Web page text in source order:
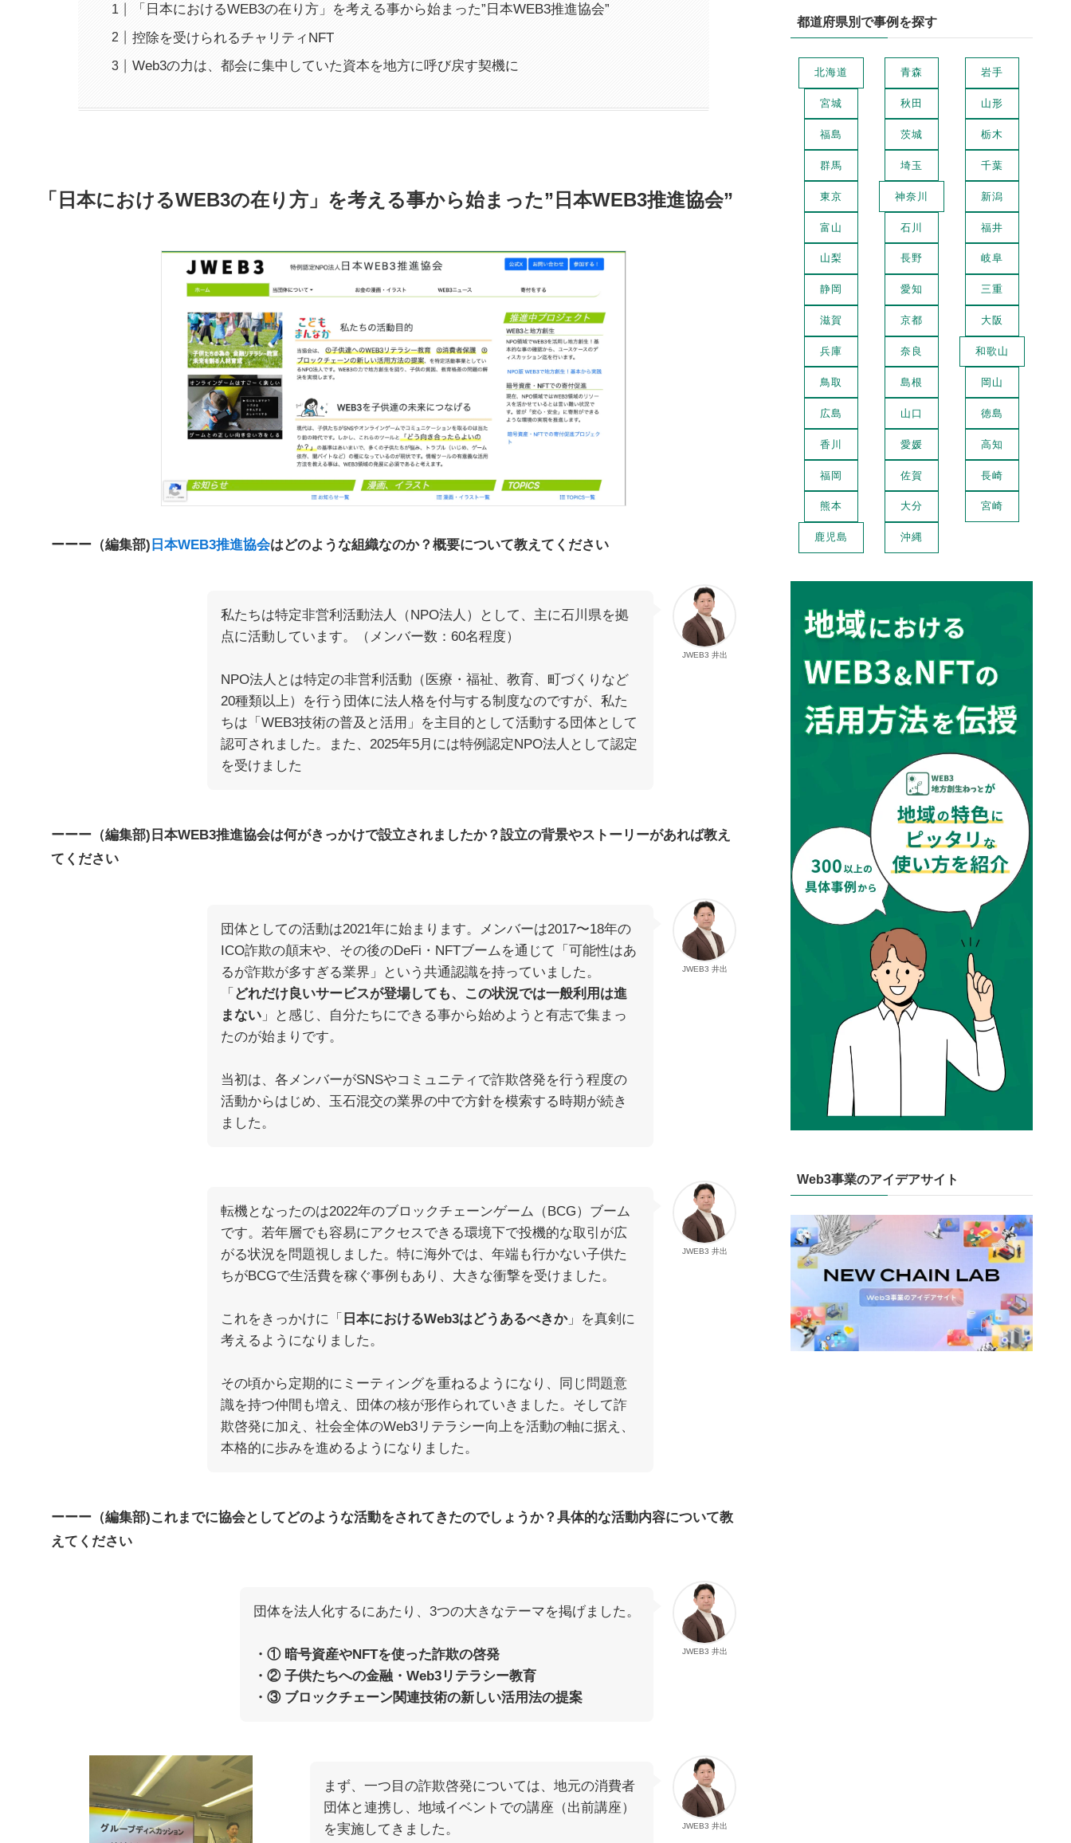
「日本におけるWEB3の在り方」を考える事から始まった”日本WEB3推進協会”
控除を受けられるチャリティNFT
Web3の力は、都会に集中していた資本を地方に呼び戻す契機に
「日本におけるWEB3の在り方」を考える事から始まった”日本WEB3推進協会”
ーーー（編集部) 日本WEB3推進協会はどのような組織なのか？概要について教えてください
JWEB3 井出
私たちは特定非営利活動法人（NPO法人）として、主に石川県を拠
点に活動しています。（メンバー数：60名程度）
NPO法人とは特定の非営利活動（医療・福祉、教育、町づくりなど
20種類以上）を行う団体に法人格を付与する制度なのですが、私た
ちは「WEB3技術の普及と活用」を主目的として活動する団体として
認可されました。また、2025年5月には特例認定NPO法人として認定
を受けました
ーーー（編集部)日本WEB3推進協会は何がきっかけで設立されましたか？設立の背景やストーリーがあれば教え
てください
JWEB3 井出
団体としての活動は2021年に始まります。メンバーは2017〜18年の
ICO詐欺の顛末や、その後のDeFi・NFTブームを通じて「可能性はあ
るが詐欺が多すぎる業界」という共通認識を持っていました。
「 どれだけ良いサービスが登場しても、この状況では一般利用は進
まない 」と感じ、自分たちにできる事から始めようと有志で集まっ
たのが始まりです。
当初は、各メンバーがSNSやコミュニティで詐欺啓発を行う程度の
活動からはじめ、玉石混交の業界の中で方針を模索する時期が続き
ました。
JWEB3 井出
転機となったのは2022年のブロックチェーンゲーム（BCG）ブーム
です。若年層でも容易にアクセスできる環境下で投機的な取引が広
がる状況を問題視しました。特に海外では、年端も行かない子供た
ちがBCGで生活費を稼ぐ事例もあり、大きな衝撃を受けました。
これをきっかけに「 日本におけるWeb3はどうあるべきか」を真剣に
考えるようになりました。
その頃から定期的にミーティングを重ねるようになり、同じ問題意
識を持つ仲間も増え、団体の核が形作られていきました。そして詐
欺啓発に加え、社会全体のWeb3リテラシー向上を活動の軸に据え、
本格的に歩みを進めるようになりました。
ーーー（編集部)これまでに協会としてどのような活動をされてきたのでしょうか？具体的な活動内容について教
えてください
JWEB3 井出
団体を法人化するにあたり、3つの大きなテーマを掲げました。
・① 暗号資産やNFTを使った詐欺の啓発
・② 子供たちへの金融・Web3リテラシー教育
・③ ブロックチェーン関連技術の新しい活用法の提案
JWEB3 井出
まず、一つ目の詐欺啓発については、地元の消費者
団体と連携し、地域イベントでの講座（出前講座）
を実施してきました。
都道府県別で事例を探す
北海道 青森 岩手
宮城 秋田 山形
福島 茨城 栃木
群馬 埼玉 千葉
東京 神奈川 新潟
富山 石川 福井
山梨 長野 岐阜
静岡 愛知 三重
滋賀 京都 大阪
兵庫 奈良 和歌山
鳥取 島根 岡山
広島 山口 徳島
香川 愛媛 高知
福岡 佐賀 長崎
熊本 大分 宮崎
鹿児島 沖縄
Web3事業のアイデアサイト